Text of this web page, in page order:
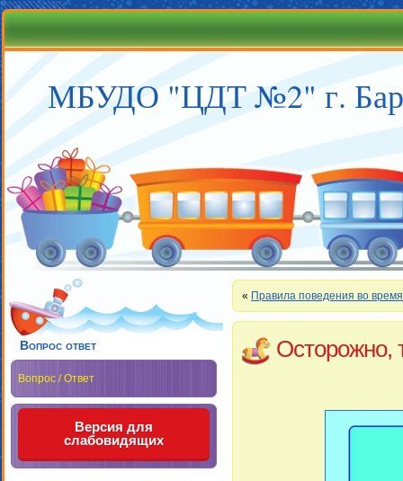
МБУДО "ЦДТ №2" г.
Вопрос ответ
Вопрос / Ответ
Версия для
слабовидящих
« Правила поведения во
Осторожно,